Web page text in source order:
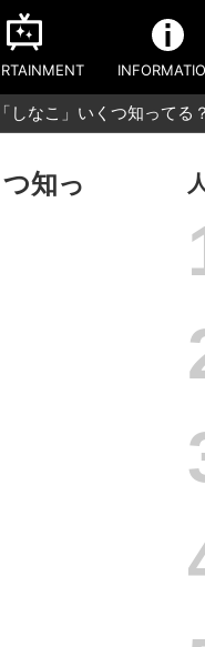
しなこ」いくつ知って
知っ